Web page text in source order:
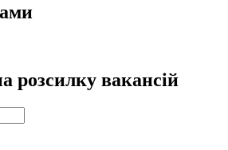
розсилку вакансій